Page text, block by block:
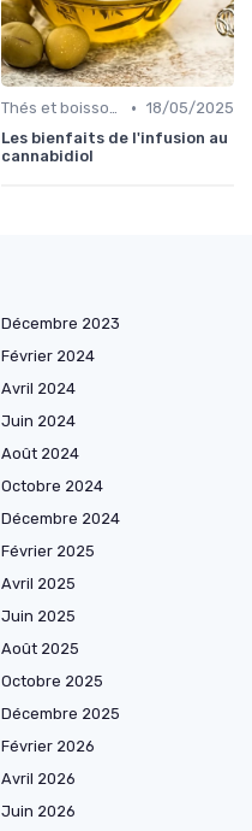
Thés et boissons infusés • 18/05/2025
Les bienfaits de l'infusion au
cannabidiol
Décembre 2023
Février 2024
Avril 2024
Juin 2024
Août 2024
Octobre 2024
Décembre 2024
Février 2025
Avril 2025
Juin 2025
Août 2025
Octobre 2025
Décembre 2025
Février 2026
Avril 2026
Juin 2026